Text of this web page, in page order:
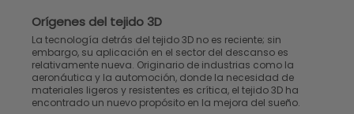
Orígenes del tejido 3D
La tecnología detrás del tejido 3D no es reciente; sin
embargo, su aplicación en el sector del descanso es
relativamente nueva. Originario de industrias como la
aeronáutica y la automoción, donde la necesidad de
materiales ligeros y resistentes es crítica, el tejido 3D ha
encontrado un nuevo propósito en la mejora del sueño.